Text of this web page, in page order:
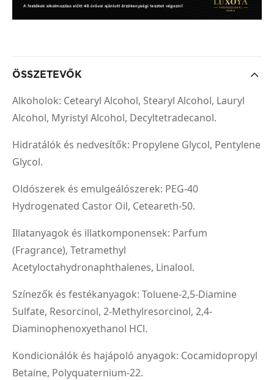
ÖSSZETEVŐK
Alkoholok: Cetearyl Alcohol, Stearyl Alcohol, Lauryl
Alcohol, Myristyl Alcohol, Decyltetradecanol.
Hidratálók és nedvesítők: Propylene Glycol, Pentylene
Glycol.
Oldószerek és emulgeálószerek: PEG-40
Hydrogenated Castor Oil, Ceteareth-50.
Illatanyagok és illatkomponensek: Parfum
(Fragrance), Tetramethyl
Acetyloctahydronaphthalenes, Linalool.
Színezők és festékanyagok: Toluene-2,5-Diamine
Sulfate, Resorcinol, 2-Methylresorcinol, 2,4-
Diaminophenoxyethanol HCl.
Kondicionálók és hajápoló anyagok: Cocamidopropyl
Betaine, Polyquaternium-22.